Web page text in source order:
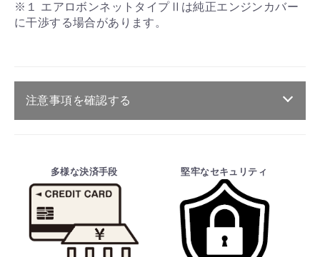
※１ エアロボンネットタイプⅡは純正エンジンカバー
に干渉する場合があります。
注意事項を確認する
・ご注文受付後、メーカーに適合確認を行
い、商品の価格・送料及び納期の正式なご連
絡をしてからの決済となっております。
そのため、ご注文後に適合確認を行い、適
合しない場合はキャンセル可能です。
多様な決済手段 堅牢なセキュリティ